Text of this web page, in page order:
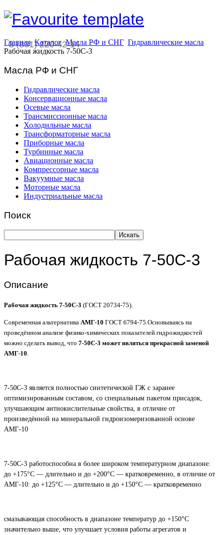
8 (831) 220-42-14
Главная Каталог Масла РФ и СНГ Гидравлические масла
Рабочая жидкость 7-50С-3
Масла РФ и СНГ
Гидравлические масла
Консервационные масла
Осевые масла
Трансмиссионные масла
Холодильные масла
Трансформаторные масла
Приборные масла
Турбинные масла
Авиационные масла
Компрессорные масла
Вакуумные масла
Моторные масла
Индустриальные масла
Поиск
Искать
Рабочая жидкость 7-50С-3
Описание
Рабочая жидкость 7-50С-3 (ГОСТ 20734-75).
Современная альтернатива АМГ-10 ГОСТ 6794-75.Основываясь на
проведённом анализе физико-химических показателей гидрожидкостей
можно сделать вывод, что 7-50С-3 может являться прекрасной заменой
АМГ-10
7-50С-3 является полностью синтетической ГЖ с заранее
оптимизированным составом, со специальным пакетом присадок,
улучшающим антиокислительные свойства, в отличие от
произведённой на минеральной гидроизомеризованной основе
АМГ-10
7-50С-3 работоспособна в более широком температурном диапазоне:
до +175°С — длительно и до +200°С — кратковременно, в отличие от
АМГ-10: до +125°С — длительно и до +150°С — кратковременно
смазывающая способность в диапазоне температур до +150°С
значительно выше, что улучшает условия работы агрегатов и